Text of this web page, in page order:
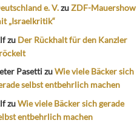
e. V.zuZDF-Mauershow
„Israelkritik“
zu Der Rückhalt für den Kanzler
PasettizuWie viele Bäcker sich
selbst entbehrlich machen
zuWie viele Bäcker sich gerade
entbehrlich machen